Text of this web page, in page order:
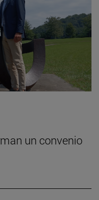
un convenio